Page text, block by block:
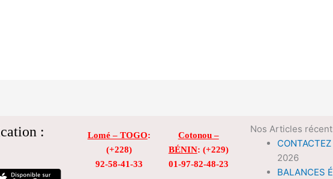
: Lomé – TOGO:
(+228)
92-58-41-33
Cotonou –
BÉNIN: (+229)
01-97-82-48-23
Nos Articles
2026
BALANCES